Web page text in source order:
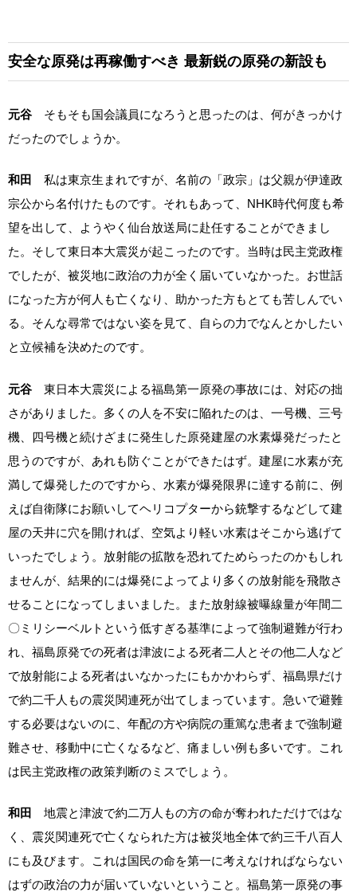
安全な原発は再稼働すべき 最新鋭の原発の新設も
元谷 そもそも国会議員になろうと思ったのは、何がきっかけ
だったのでしょうか。
和田 私は東京生まれですが、名前の「政宗」は父親が伊達政
宗公から名付けたものです。それもあって、NHK時代何度も希
望を出して、ようやく仙台放送局に赴任することができまし
た。そして東日本大震災が起こったのです。当時は民主党政権
でしたが、被災地に政治の力が全く届いていなかった。お世話
になった方が何人も亡くなり、助かった方もとても苦しんでい
る。そんな尋常ではない姿を見て、自らの力でなんとかしたい
と立候補を決めたのです。
元谷 東日本大震災による福島第一原発の事故には、対応の拙
さがありました。多くの人を不安に陥れたのは、一号機、三号
機、四号機と続けざまに発生した原発建屋の水素爆発だったと
思うのですが、あれも防ぐことができたはず。建屋に水素が充
満して爆発したのですから、水素が爆発限界に達する前に、例
えば自衛隊にお願いしてヘリコプターから銃撃するなどして建
屋の天井に穴を開ければ、空気より軽い水素はそこから逃げて
いったでしょう。放射能の拡散を恐れてためらったのかもしれ
ませんが、結果的には爆発によってより多くの放射能を飛散さ
せることになってしまいました。また放射線被曝線量が年間二
〇ミリシーベルトという低すぎる基準によって強制避難が行わ
れ、福島原発での死者は津波による死者二人とその他二人など
で放射能による死者はいなかったにもかかわらず、福島県だけ
で約二千人もの震災関連死が出てしまっています。急いで避難
する必要はないのに、年配の方や病院の重篤な患者まで強制避
難させ、移動中に亡くなるなど、痛ましい例も多いです。これ
は民主党政権の政策判断のミスでしょう。
和田 地震と津波で約二万人もの方の命が奪われただけではな
く、震災関連死で亡くなられた方は被災地全体で約三千八百人
にも及びます。これは国民の命を第一に考えなければならない
はずの政治の力が届いていないということ。福島第一原発の事